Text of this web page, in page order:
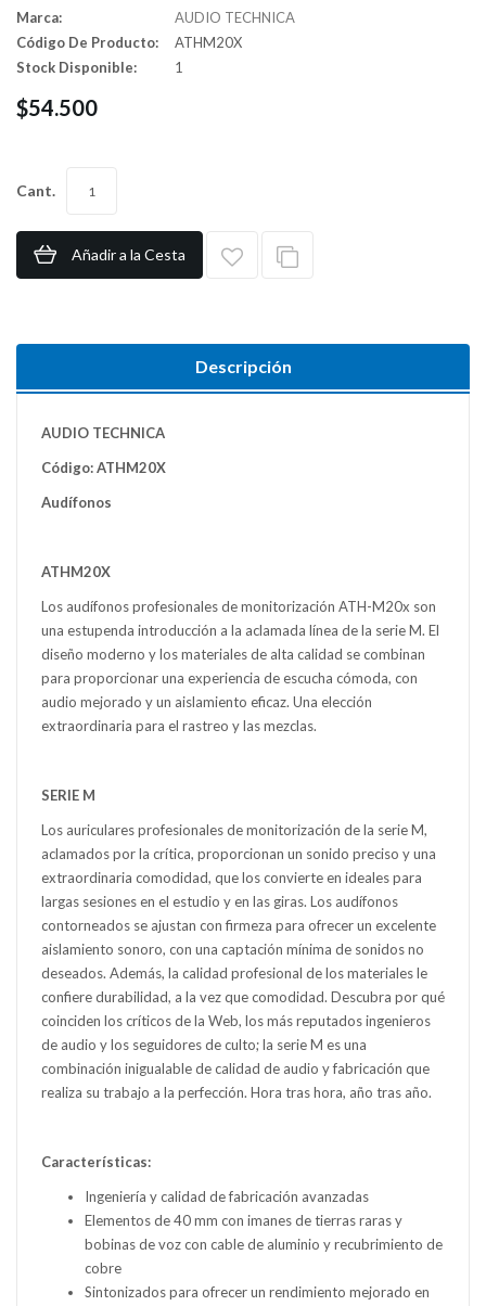
Marca:
AUDIO TECHNICA
Código De Producto:
ATHM20X
Stock Disponible:
1
$54.500
Cant.
Añadir a la Cesta
Descripción
AUDIO TECHNICA
Código: ATHM20X
Audífonos
ATHM20X
Los audífonos profesionales de monitorización ATH-M20x son
una estupenda introducción a la aclamada línea de la serie M. El
diseño moderno y los materiales de alta calidad se combinan
para proporcionar una experiencia de escucha cómoda, con
audio mejorado y un aislamiento eficaz. Una elección
extraordinaria para el rastreo y las mezclas.
SERIE M
Los auriculares profesionales de monitorización de la serie M,
aclamados por la crítica, proporcionan un sonido preciso y una
extraordinaria comodidad, que los convierte en ideales para
largas sesiones en el estudio y en las giras. Los audífonos
contorneados se ajustan con firmeza para ofrecer un excelente
aislamiento sonoro, con una captación mínima de sonidos no
deseados. Además, la calidad profesional de los materiales le
confiere durabilidad, a la vez que comodidad. Descubra por qué
coinciden los críticos de la Web, los más reputados ingenieros
de audio y los seguidores de culto; la serie M es una
combinación inigualable de calidad de audio y fabricación que
realiza su trabajo a la perfección. Hora tras hora, año tras año.
Características:
Ingeniería y calidad de fabricación avanzadas
Elementos de 40 mm con imanes de tierras raras y
bobinas de voz con cable de aluminio y recubrimiento de
cobre
Sintonizados para ofrecer un rendimiento mejorado en